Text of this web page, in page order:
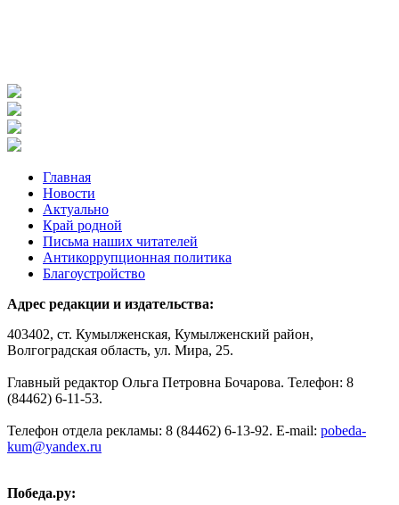
Главная
Новости
Актуально
Край родной
Письма наших читателей
Антикоррупционная политика
Благоустройство
Адрес редакции и издательства:
403402, ст. Кумылженская, Кумылженский район,
Волгоградская область, ул. Мира, 25.
Главный редактор Ольга Петровна Бочарова. Телефон: 8
(84462) 6-11-53.
Телефон отдела рекламы: 8 (84462) 6-13-92. E-mail: pobeda-
kum@yandex.ru
Победа.ру: